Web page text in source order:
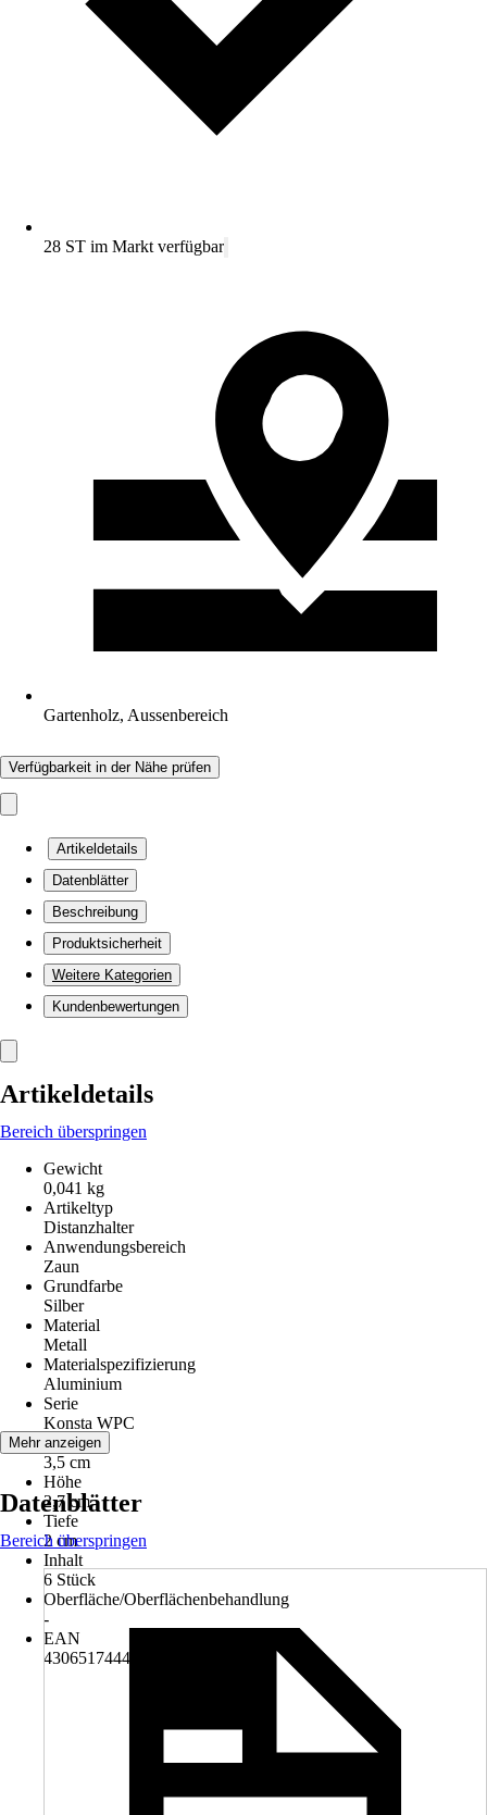
28 ST im Markt verfügbar
Gartenholz, Aussenbereich
Verfügbarkeit in der Nähe prüfen
Artikeldetails
Datenblätter
Beschreibung
Produktsicherheit
Weitere Kategorien
Kundenbewertungen
Artikeldetails
Bereich überspringen
Gewicht
0,041 kg
Artikeltyp
Distanzhalter
Anwendungsbereich
Zaun
Grundfarbe
Silber
Material
Metall
Materialspezifizierung
Aluminium
Serie
Konsta WPC
Breite
3,5 cm
Höhe
2,7 cm
Tiefe
2 cm
Inhalt
6 Stück
Oberfläche/Oberflächenbehandlung
-
EAN
4306517444969
Mehr anzeigen
Datenblätter
Bereich überspringen